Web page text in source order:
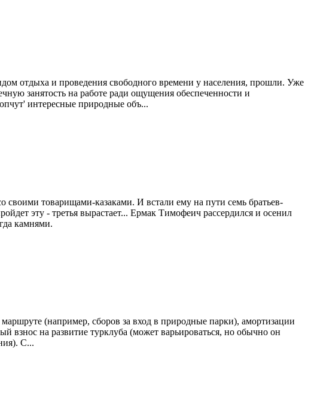
отдыха и проведения свободного времени у населения, прошли. Уже
занятость на работе ради ощущения обеспеченности и
интересные природные объ...
товарищами-казаками. И встали ему на пути семь братьев-
эту - третья вырастает... Ермак Тимофеич рассердился и осенил
камнями.
(например, сборов за вход в природные парки), амортизации
взнос на развитие турклуба (может варьироваться, но обычно он
С...